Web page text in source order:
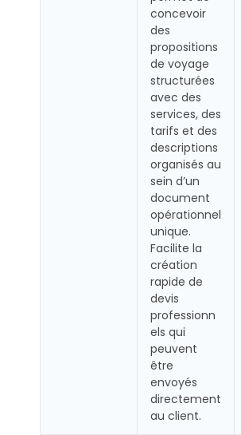
concevoir
des
propositions
de voyage
structurées
avec des
services, des
tarifs et des
descriptions
organisés au
sein d’un
document
opérationnel
unique.
Facilite la
création
rapide de
devis
professionn
els qui
peuvent
être
envoyés
directement
au client.